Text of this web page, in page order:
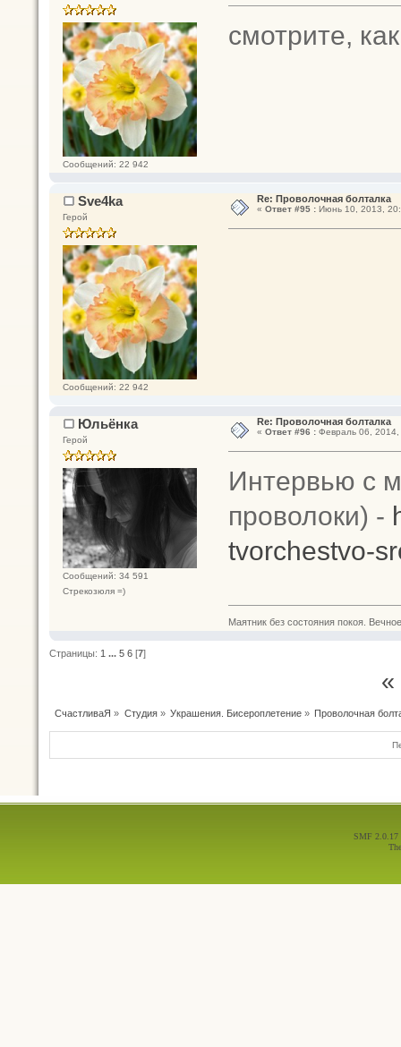
Сообщений: 22 942
смотрите,
Sve4ka
Герой
Сообщений: 22 942
Re: Проволочная болталка
« Ответ #95 :Июнь 10, 2013,
Юльёнка
Герой
Сообщений: 34 591
Стрекозюля =)
Re: Проволочная болталка
« Ответ #96 :Февраль 06, 2014,
Интервью с
проволоки) -
tvorchestvo-
Маятник без состояния покоя. Вечное
Страницы: 1 ... 5 6 [7]
СчастливаЯ » Студия» Украшения. Бисероплетение» Проволочная
SMF 2.0.17